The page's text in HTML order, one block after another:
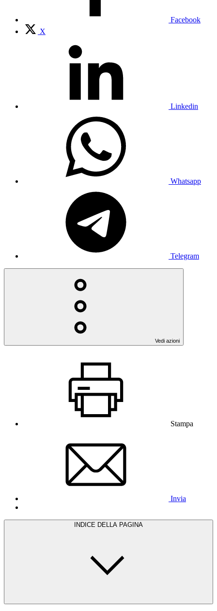
Facebook
X
Linkedin
Whatsapp
Telegram
Vedi azioni
Stampa
Invia
INDICE DELLA PAGINA